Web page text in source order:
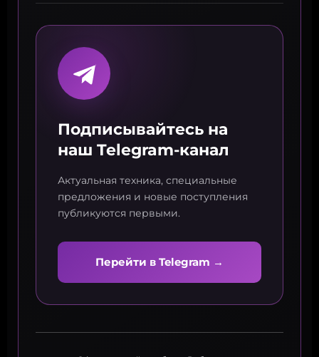
Подписывайтесь на
наш Telegram-канал
Актуальная техника, специальные
предложения и новые поступления
публикуются первыми.
Перейти в Telegram →